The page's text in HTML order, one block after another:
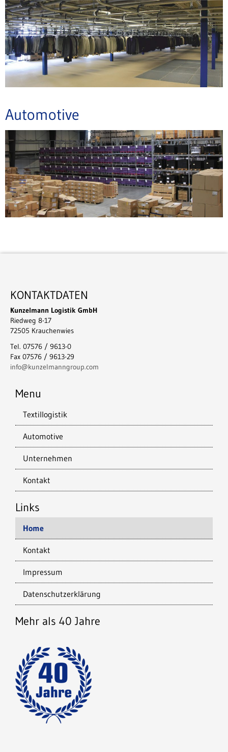
Automotive
KONTAKTDATEN
Kunzelmann Logistik GmbH
Riedweg 8-17
72505 Krauchenwies
Tel. 07576 / 9613-0
Fax 07576 / 9613-29
info@kunzelmanngroup.com
Menu
Textillogistik
Automotive
Unternehmen
Kontakt
Links
Home
Kontakt
Impressum
Datenschutzerklärung
Mehr als 40 Jahre